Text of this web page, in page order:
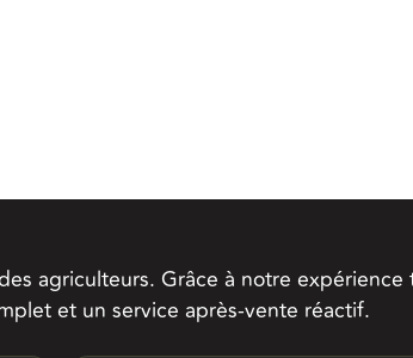
agriculteurs. Grâce à notre expérience
et un service après-vente réactif.